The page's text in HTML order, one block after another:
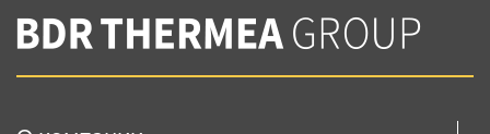
Вы соглашаетесь с нашей политикой
конфеденциальности